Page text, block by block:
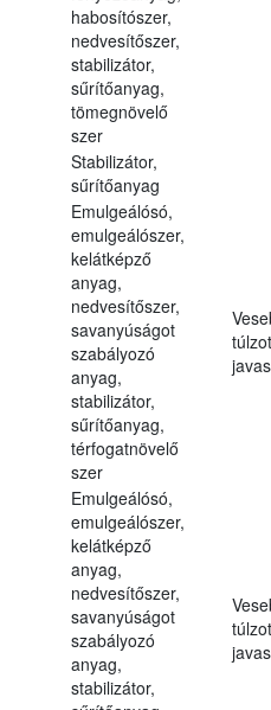
habosítószer,
nedvesítőszer,
stabilizátor,
sűrítőanyag,
tömegnövelő
szer
Stabilizátor,
sűrítőanyag
Emulgeálósó,
emulgeálószer,
kelátképző
anyag,
nedvesítőszer,
savanyúságot
szabályozó
anyag,
stabilizátor,
sűrítőanyag,
térfogatnövelő
szer
Emulgeálósó,
emulgeálószer,
kelátképző
anyag,
nedvesítőszer,
savanyúságot
szabályozó
anyag,
stabilizátor,